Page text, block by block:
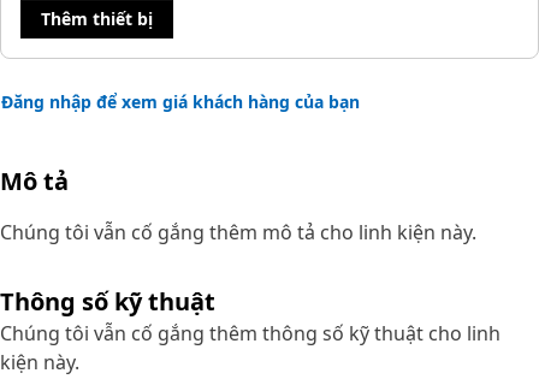
Thêm thiết bị
Đăng nhập để xem giá khách hàng của bạn
Mô tả
Chúng tôi vẫn cố gắng thêm mô tả cho linh kiện này.
Thông số kỹ thuật
Chúng tôi vẫn cố gắng thêm thông số kỹ thuật cho linh
kiện này.